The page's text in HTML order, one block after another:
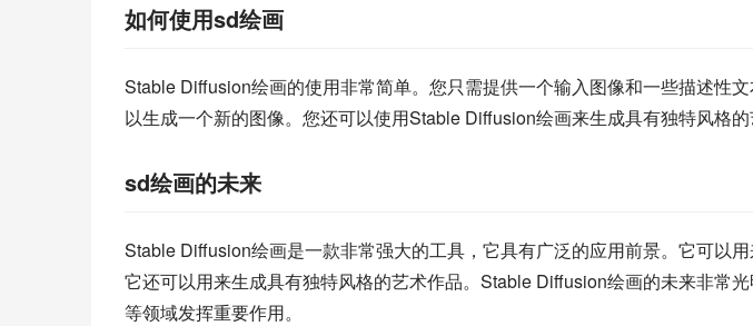
如何使用sd绘画
Stable Diffusion绘画的使用非常简单。您只需提供一个输入图像和一些描述性
以生成一个新的图像。您还可以使用Stable Diffusion绘画来生成具有独特风格的
sd绘画的未来
Stable Diffusion绘画是一款非常强大的工具，它具有广泛的应用前景。它可以
它还可以用来生成具有独特风格的艺术作品。Stable Diffusion绘画的未来非常
等领域发挥重要作用。